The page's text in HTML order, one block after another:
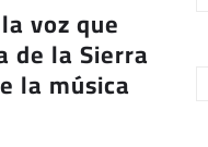
voz que
de la Sierra
la música